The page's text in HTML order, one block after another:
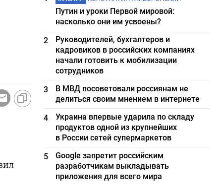
Путин и уроки Первой мировой:
насколько они им усвоены?
2
Руководителей, бухгалтеров и
кадровиков в российских компаниях
начали готовить к мобилизации
сотрудников
3
В МВД посоветовали россиянам не
делиться своим мнением в интернете
4
Украина впервые ударила по складу
продуктов одной из крупнейших
в России сетей супермаркетов
5
Google запретит российским
разработчикам выкладывать
приложения для всего мира